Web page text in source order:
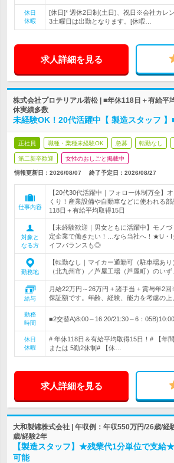
休日
休暇
[休日]* 週休2日制(土日)、祝日※会社カレ
3土曜日は出勤となります。[休暇…
求人詳細を見る
株式会社プロテリアル若松 | ■年休118日＋有給平
休実績多数
未経験OK！20代活躍中【 製造スタッフ
正社員 職種・業種未経験OK 急募 転勤なし
第二新卒歓迎 女性のおしごと掲載中
情報更新日：2026/08/07 終了予定日： 2026/08/27
仕事内容
【20代30代活躍中｜フォロー体制万全】
くり！産業設備や自動車などに使われる
118日＋有給平均取得15日
対象と
なる方
【未経験歓迎｜男女ともに活躍中】モノ
定企業で働きたい！…なら当社へ！★U・I
イフバランスも◎
勤務地
【転勤なし｜マイカー通勤可（駐車場あ
（北九州市）／芦屋工場（芦屋町）のいず
給与
月給22万円～26万円 + 諸手当 + 賞与年2
保証額です。年齢、経験、能力を考慮の上
勤務
時間
■2交替A)8:00～16:20/21:30～6：
休日
休暇
# 年休118日＆有給平均取得15日！# 【年
または 5勤2休制# 【休…
求人詳細を見る
大和製罐株式会社 | 年収例：年収550万円/26歳/経
歳/経験2年
【製造スタッフ】★残業代1分単位で支給
可能